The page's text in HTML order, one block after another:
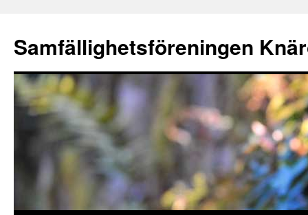
innehåll
Samfällighetsföreningen